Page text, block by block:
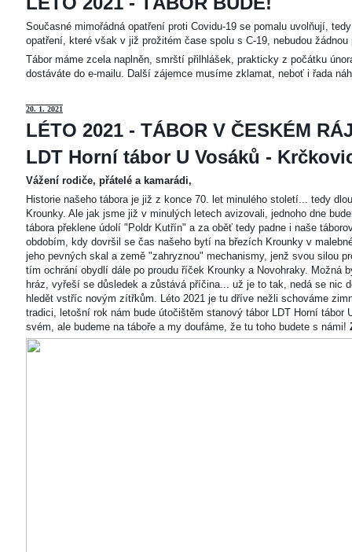
Současné mimořádná opatření proti Covidu-19 se pomalu uvolňují,
opatření, které však v již prožitém čase spolu s C-19, nebudou žádnou
Tábor máme zcela naplněn, smrští přilhlášek, prakticky z počátku
dostáváte do e-mailu. Další zájemce musíme zklamat, neboť i řada
20. 1. 2021
LÉTO 2021 - TÁBOR V ČESKÉM
LDT Horní tábor U Vosáků -
Vážení rodiče, přátelé a kamarádi,
Historie našeho tábora je již z konce 70. let minulého století... tedy
Krounky. Ale jak jsme již v minulých letech avizovali, jednoho dne
tábora překlene údolí "Poldr Kutřín" a za oběť tedy padne i naše
obdobím, kdy dovršil se čas našeho bytí na březích Krounky v
jeho pevných skal a země "zahryznou" mechanismy, jenž svou silou
tím ochrání obydlí dále po proudu říček Krounky a Novohraky. Možná
hráz, vyřeší se důsledek a zůstává příčina... už je to tak, nedá se nic
hledět vstříc novým zítřkům. Léto 2021 je tu dříve nežli schováme
tradici, letošní rok nám bude útočištěm stanový tábor LDT Horní tábor
svém, ale budeme na táboře a my doufáme, že tu toho budete s námi!